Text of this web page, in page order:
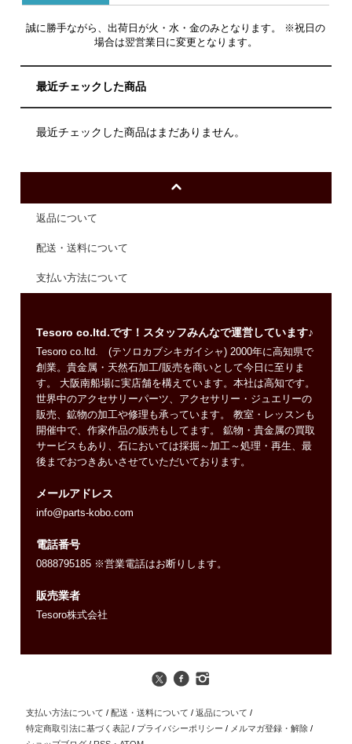
誠に勝手ながら、出荷日が火・水・金のみとなります。 ※祝日の
場合は翌営業日に変更となります。
最近チェックした商品
最近チェックした商品はまだありません。
返品について
配送・送料について
支払い方法について
Tesoro co.ltd.です！スタッフみんなで運営しています♪
Tesoro co.ltd. (テソロカブシキガイシャ) 2000年に高知県で
創業。貴金属・天然石加工/販売を商いとして今日に至りま
す。 大阪南船場に実店舗を構えています。本社は高知です。
世界中のアクセサリーパーツ、アクセサリー・ジュエリーの
販売、鉱物の加工や修理も承っています。 教室・レッスンも
開催中で、作家作品の販売もしてます。 鉱物・貴金属の買取
サービスもあり、石においては採掘～加工～処理・再生、最
後までおつきあいさせていただいております。
メールアドレス
info@parts-kobo.com
電話番号
0888795185 ※営業電話はお断りします。
販売業者
Tesoro株式会社
支払い方法について / 配送・送料について / 返品について /
特定商取引法に基づく表記 / プライバシーポリシー / メルマガ登録・解除 /